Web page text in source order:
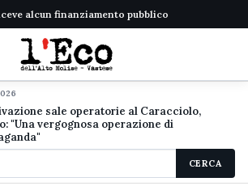
alcun finanziamento pubblico
sale operatorie al Caracciolo,
"Una vergognosa operazione di
CERCA